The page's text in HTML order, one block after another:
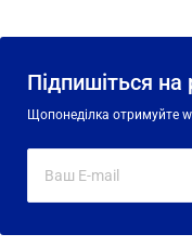
Підпишіться на
Щопонеділка отримуйте